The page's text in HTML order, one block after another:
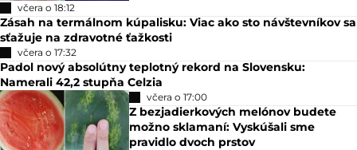
včera o 18:12
Zásah na termálnom kúpalisku: Viac ako sto návštevníkov sa
sťažuje na zdravotné ťažkosti
včera o 17:32
Padol nový absolútny teplotný rekord na Slovensku:
Namerali 42,2 stupňa Celzia
včera o 17:00
Z bezjadierkových melónov budete
možno sklamaní: Vyskúšali sme
pravidlo dvoch prstov